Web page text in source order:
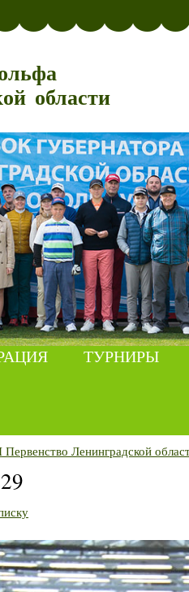
области
ТУРНИРЫ
Первенство Ленинградской